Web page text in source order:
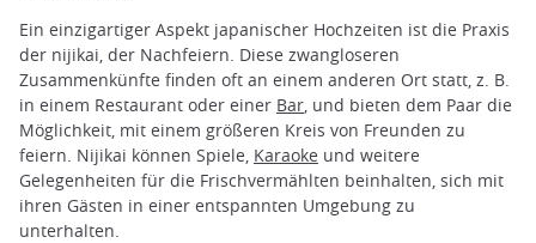
Ein einzigartiger Aspekt japanischer Hochzeiten ist die Praxis
der nijikai, der Nachfeiern. Diese zwangloseren
Zusammenkünfte finden oft an einem anderen Ort statt, z. B.
in einem Restaurant oder einer Bar , und bieten dem Paar die
Möglichkeit, mit einem größeren Kreis von Freunden zu
feiern. Nijikai können Spiele, Karaoke und weitere
Gelegenheiten für die Frischvermählten beinhalten, sich mit
ihren Gästen in einer entspannten Umgebung zu
unterhalten.